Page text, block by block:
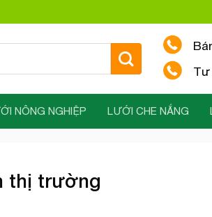
Tư
NÔNG NGHIỆP LƯỚI CHE NẮNG
thị trường